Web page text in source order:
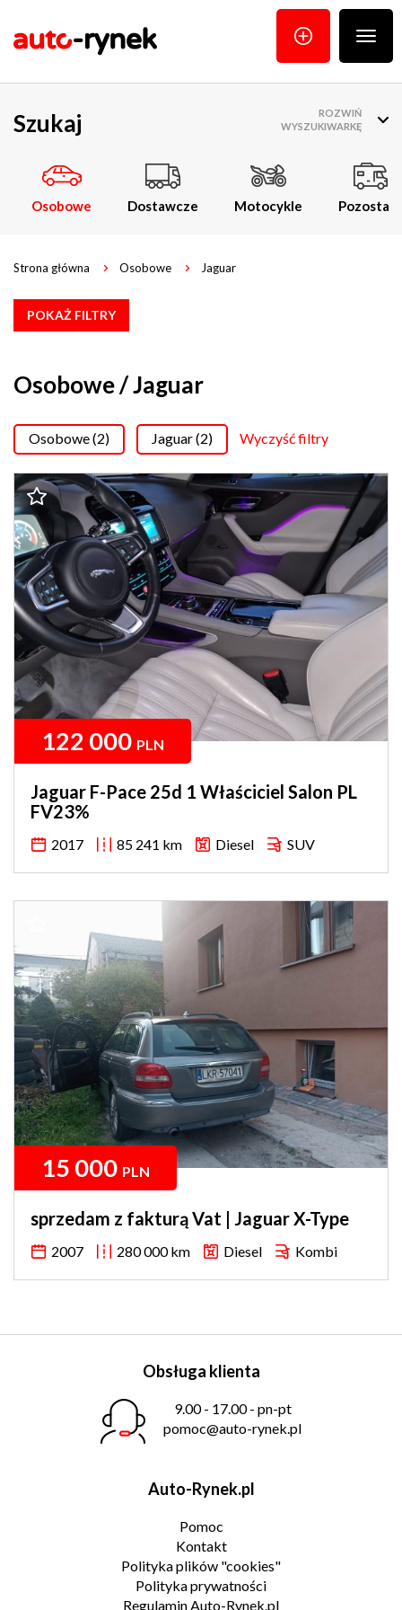
menu
Szukaj
Osobowe Dostawcze Motocykle Pozostałe
ROZWIŃ
WYSZUKIWARKĘ
Strona główna Osobowe Jaguar
POKAŻ FILTRY
Osobowe / Jaguar
Osobowe (2) Jaguar (2) Wyczyść filtry
122 000 PLN
Jaguar F-Pace 25d 1 Właściciel Salon PL
FV23%
2017 85 241 km Diesel SUV
15 000 PLN
sprzedam z fakturą Vat | Jaguar X-Type
2007 280 000 km Diesel Kombi
Obsługa klienta
9.00 - 17.00 - pn-pt
pomoc@auto-rynek.pl
Auto-Rynek.pl
Pomoc
Kontakt
Polityka plików "cookies"
Polityka prywatności
Regulamin Auto-Rynek.pl